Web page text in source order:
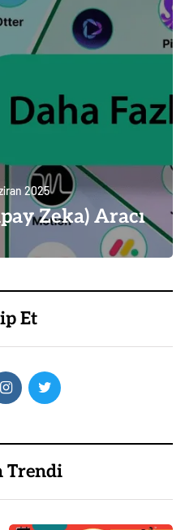
2025
Zeka) Aracı
Et
Trendi